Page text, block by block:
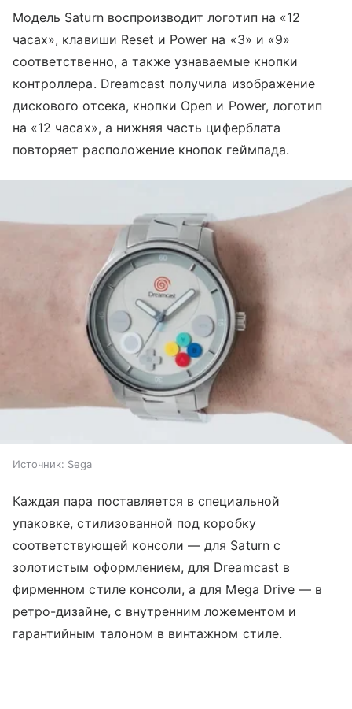
Модель Saturn воспроизводит логотип на «12
часах», клавиши Reset и Power на «3» и «9»
соответственно, а также узнаваемые кнопки
контроллера. Dreamcast получила изображение
дискового отсека, кнопки Open и Power, логотип
на «12 часах», а нижняя часть циферблата
повторяет расположение кнопок геймпада.
Источник: Sega
Каждая пара поставляется в специальной
упаковке, стилизованной под коробку
соответствующей консоли — для Saturn с
золотистым оформлением, для Dreamcast в
фирменном стиле консоли, а для Mega Drive — в
ретро-дизайне, с внутренним ложементом и
гарантийным талоном в винтажном стиле.